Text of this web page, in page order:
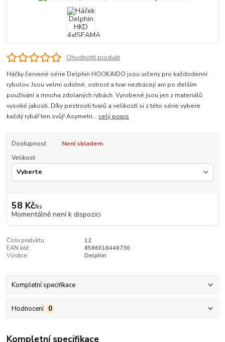
Ohodnotit produkt
Háčky červené série Delphin HOOKAIDO jsou určeny pro každodenní
rybolov. Jsou velmi odolné, ostrost a tvar neztrácejí ani po delším
používání a mnoha zdolaných rybách. Vyrobené jsou jen z materiálů
vysoké jakosti. Díky pestrosti tvarů a velikostí si z této série vybere
každý rybář ten svůj! Asymetri... celý popis
Dostupnost
Není skladem
Velikost
58 Kč/ks
Momentálně není k dispozici
Číslo produktu:
12
EAN kód:
8586018446730
Výrobce:
Delphin
Kompletní specifikace
Hodnocení 0
Kompletní specifikace